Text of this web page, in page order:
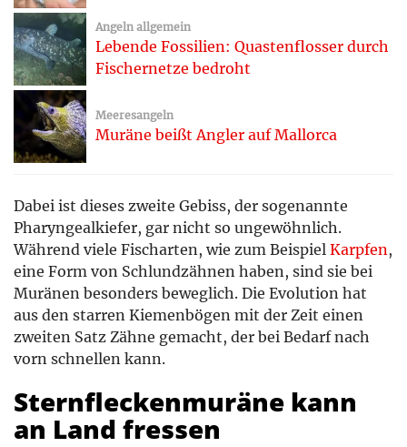
Angeln allgemein
Lebende Fossilien: Quastenflosser durch
Fischernetze bedroht
Meeresangeln
Muräne beißt Angler auf Mallorca
Dabei ist dieses zweite Gebiss, der sogenannte
Pharyngealkiefer, gar nicht so ungewöhnlich.
Während viele Fischarten, wie zum Beispiel Karpfen ,
eine Form von Schlundzähnen haben, sind sie bei
Muränen besonders beweglich. Die Evolution hat
aus den starren Kiemenbögen mit der Zeit einen
zweiten Satz Zähne gemacht, der bei Bedarf nach
vorn schnellen kann.
Sternfleckenmuräne kann
an Land fressen